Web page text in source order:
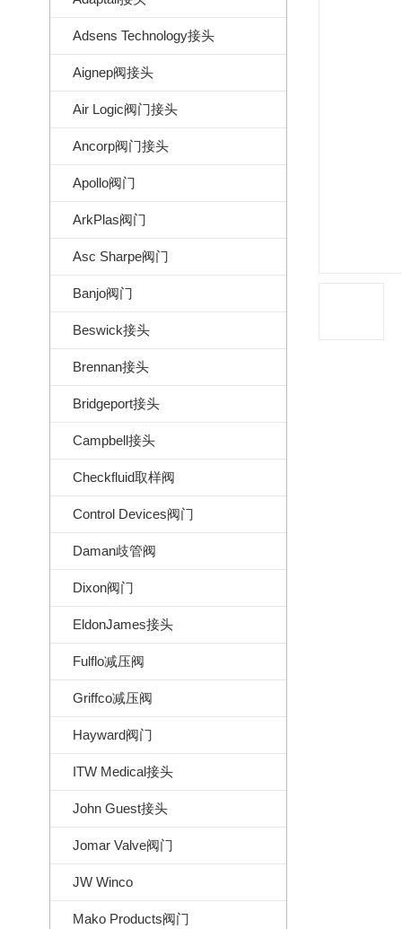
Adsens Technology接头
Aignep阀接头
Air Logic阀门接头
Ancorp阀门接头
Apollo阀门
ArkPlas阀门
Asc Sharpe阀门
Banjo阀门
Beswick接头
Brennan接头
Bridgeport接头
Campbell接头
Checkfluid取样阀
Control Devices阀门
Daman歧管阀
Dixon阀门
EldonJames接头
Fulflo减压阀
Griffco减压阀
Hayward阀门
ITW Medical接头
John Guest接头
Jomar Valve阀门
JW Winco
Mako Products阀门